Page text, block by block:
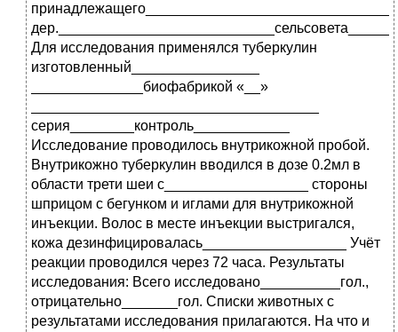
Для исследования применялся туберкулин
изготовленный________________
______________биофабрикой «__»
серия________контроль____________
Исследование проводилось внутрикожной пробой.
Внутрикожно туберкулин вводился в дозе 0.2мл в
области трети шеи с__________________ стороны
шприцом с бегунком и иглами для внутрикожной
инъекции. Волос в месте инъекции выстригался,
кожа дезинфицировалась__________________ Учёт
реакции проводился через 72 часа. Результаты
исследования: Всего исследовано__________гол.,
отрицательно_______гол. Списки животных с
результатами исследования прилагаются. На что и